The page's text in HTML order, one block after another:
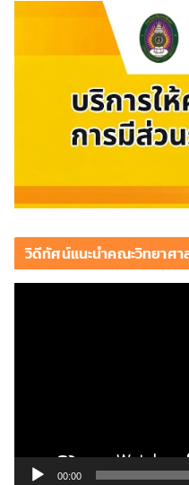
วิดีทัศน์แนะนำคณะวิทยาศา
00:00